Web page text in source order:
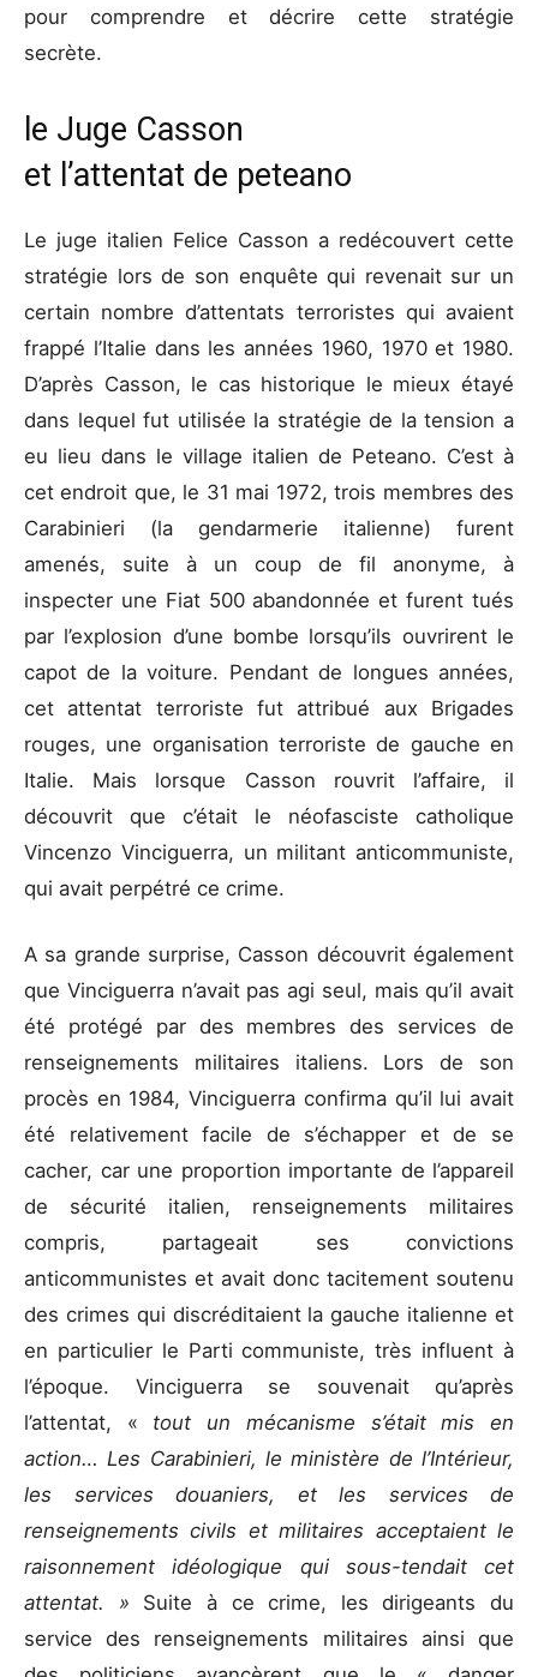
pour comprendre et décrire cette stratégie
secrète.
le Juge Casson
et l’attentat de peteano
Le juge italien Felice Casson a redécouvert cette
stratégie lors de son enquête qui revenait sur un
certain nombre d’attentats terroristes qui avaient
frappé l’Italie dans les années 1960, 1970 et 1980.
D’après Casson, le cas historique le mieux étayé
dans lequel fut utilisée la stratégie de la tension a
eu lieu dans le village italien de Peteano. C’est à
cet endroit que, le 31 mai 1972, trois membres des
Carabinieri (la gendarmerie italienne) furent
amenés, suite à un coup de fil anonyme, à
inspecter une Fiat 500 abandonnée et furent tués
par l’explosion d’une bombe lorsqu’ils ouvrirent le
capot de la voiture. Pendant de longues années,
cet attentat terroriste fut attribué aux Brigades
rouges, une organisation terroriste de gauche en
Italie. Mais lorsque Casson rouvrit l’affaire, il
découvrit que c’était le néofasciste catholique
Vincenzo Vinciguerra, un militant anticommuniste,
qui avait perpétré ce crime.
A sa grande surprise, Casson découvrit également
que Vinciguerra n’avait pas agi seul, mais qu’il avait
été protégé par des membres des services de
renseignements militaires italiens. Lors de son
procès en 1984, Vinciguerra confirma qu’il lui avait
été relativement facile de s’échapper et de se
cacher, car une proportion importante de l’appareil
de sécurité italien, renseignements militaires
compris, partageait ses convictions
anticommunistes et avait donc tacitement soutenu
des crimes qui discréditaient la gauche italienne et
en particulier le Parti communiste, très influent à
l’époque. Vinciguerra se souvenait qu’après
l’attentat, « tout un mécanisme s’était mis en
action… Les Carabinieri, le ministère de l’Intérieur,
les services douaniers, et les services de
renseignements civils et militaires acceptaient le
raisonnement idéologique qui sous-tendait cet
attentat. » Suite à ce crime, les dirigeants du
service des renseignements militaires ainsi que